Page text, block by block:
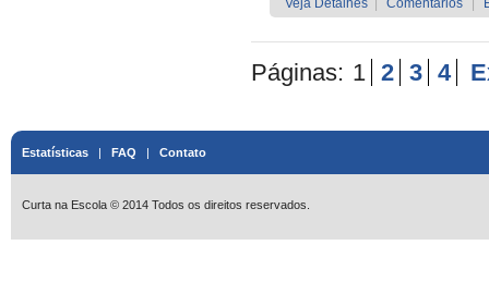
Veja Detalhes Comentários
Páginas: 1 2 3 4
Estatísticas | FAQ | Contato
Curta na Escola © 2014 Todos os direitos reservados.